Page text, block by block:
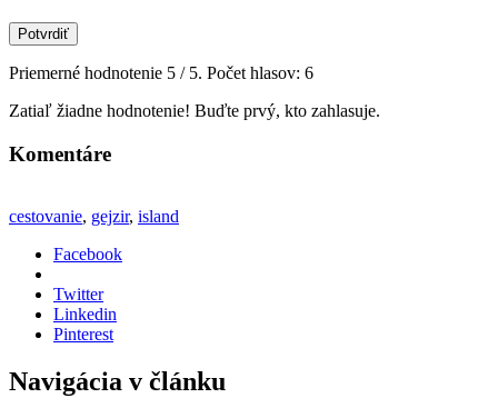
Potvrdiť
Priemerné hodnotenie 5 / 5. Počet hlasov: 6
Zatiaľ žiadne hodnotenie! Buďte prvý, kto zahlasuje.
Komentáre
cestovanie, gejzir, island
Facebook
Twitter
Linkedin
Pinterest
Navigácia v článku